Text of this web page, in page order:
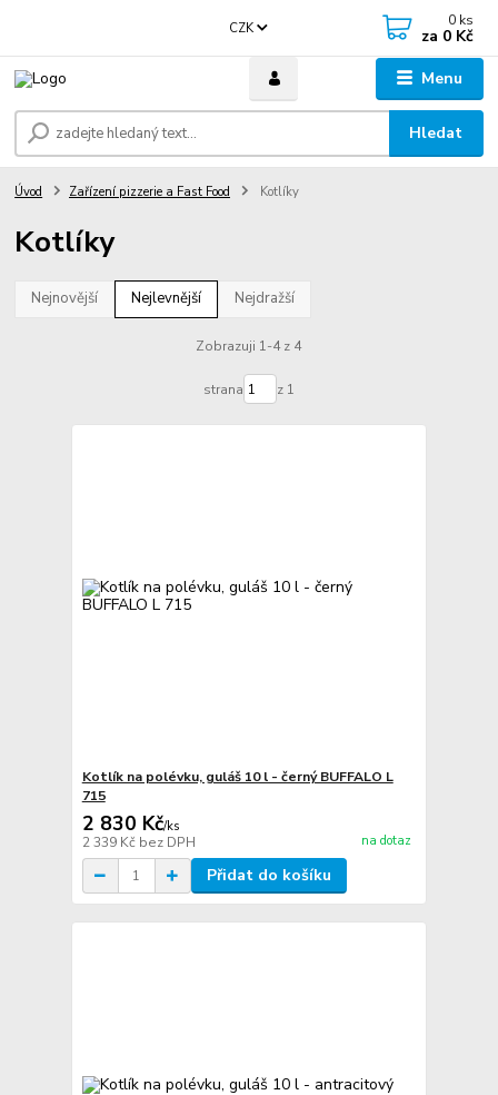
Menu
CZK
Hledat
0 ks
za 0 Kč
Úvod Zařízení pizzerie a Fast Food Kotlíky
Kotlíky
Nejnovější Nejlevnější Nejdražší
Zobrazuji 1-4 z 4
strana z 1
Kotlík na polévku, guláš 10 l - černý BUFFALO L
715
2 830 Kč/ks
2 339 Kč bez DPH na dotaz
Přidat do košíku